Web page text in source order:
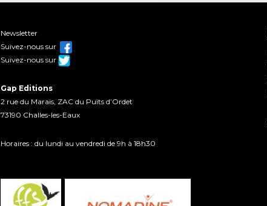
Newsletter
Suivez-nous sur
Suivez-nous sur
Gap Editions
2 rue du Marais, ZAC du Puits d’Ordet
73190 Challes-les-Eaux
Horaires : du lundi au vendredi de 9h à 18h30